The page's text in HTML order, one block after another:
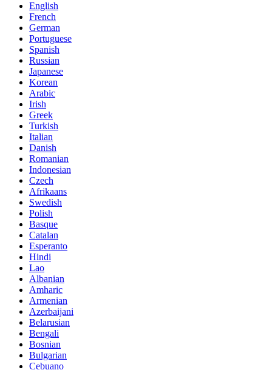
English
French
German
Portuguese
Spanish
Russian
Japanese
Korean
Arabic
Irish
Greek
Turkish
Italian
Danish
Romanian
Indonesian
Czech
Afrikaans
Swedish
Polish
Basque
Catalan
Esperanto
Hindi
Lao
Albanian
Amharic
Armenian
Azerbaijani
Belarusian
Bengali
Bosnian
Bulgarian
Cebuano